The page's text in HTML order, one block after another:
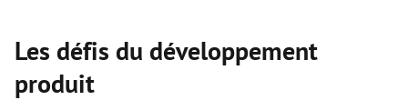
Les défis du développement
produit